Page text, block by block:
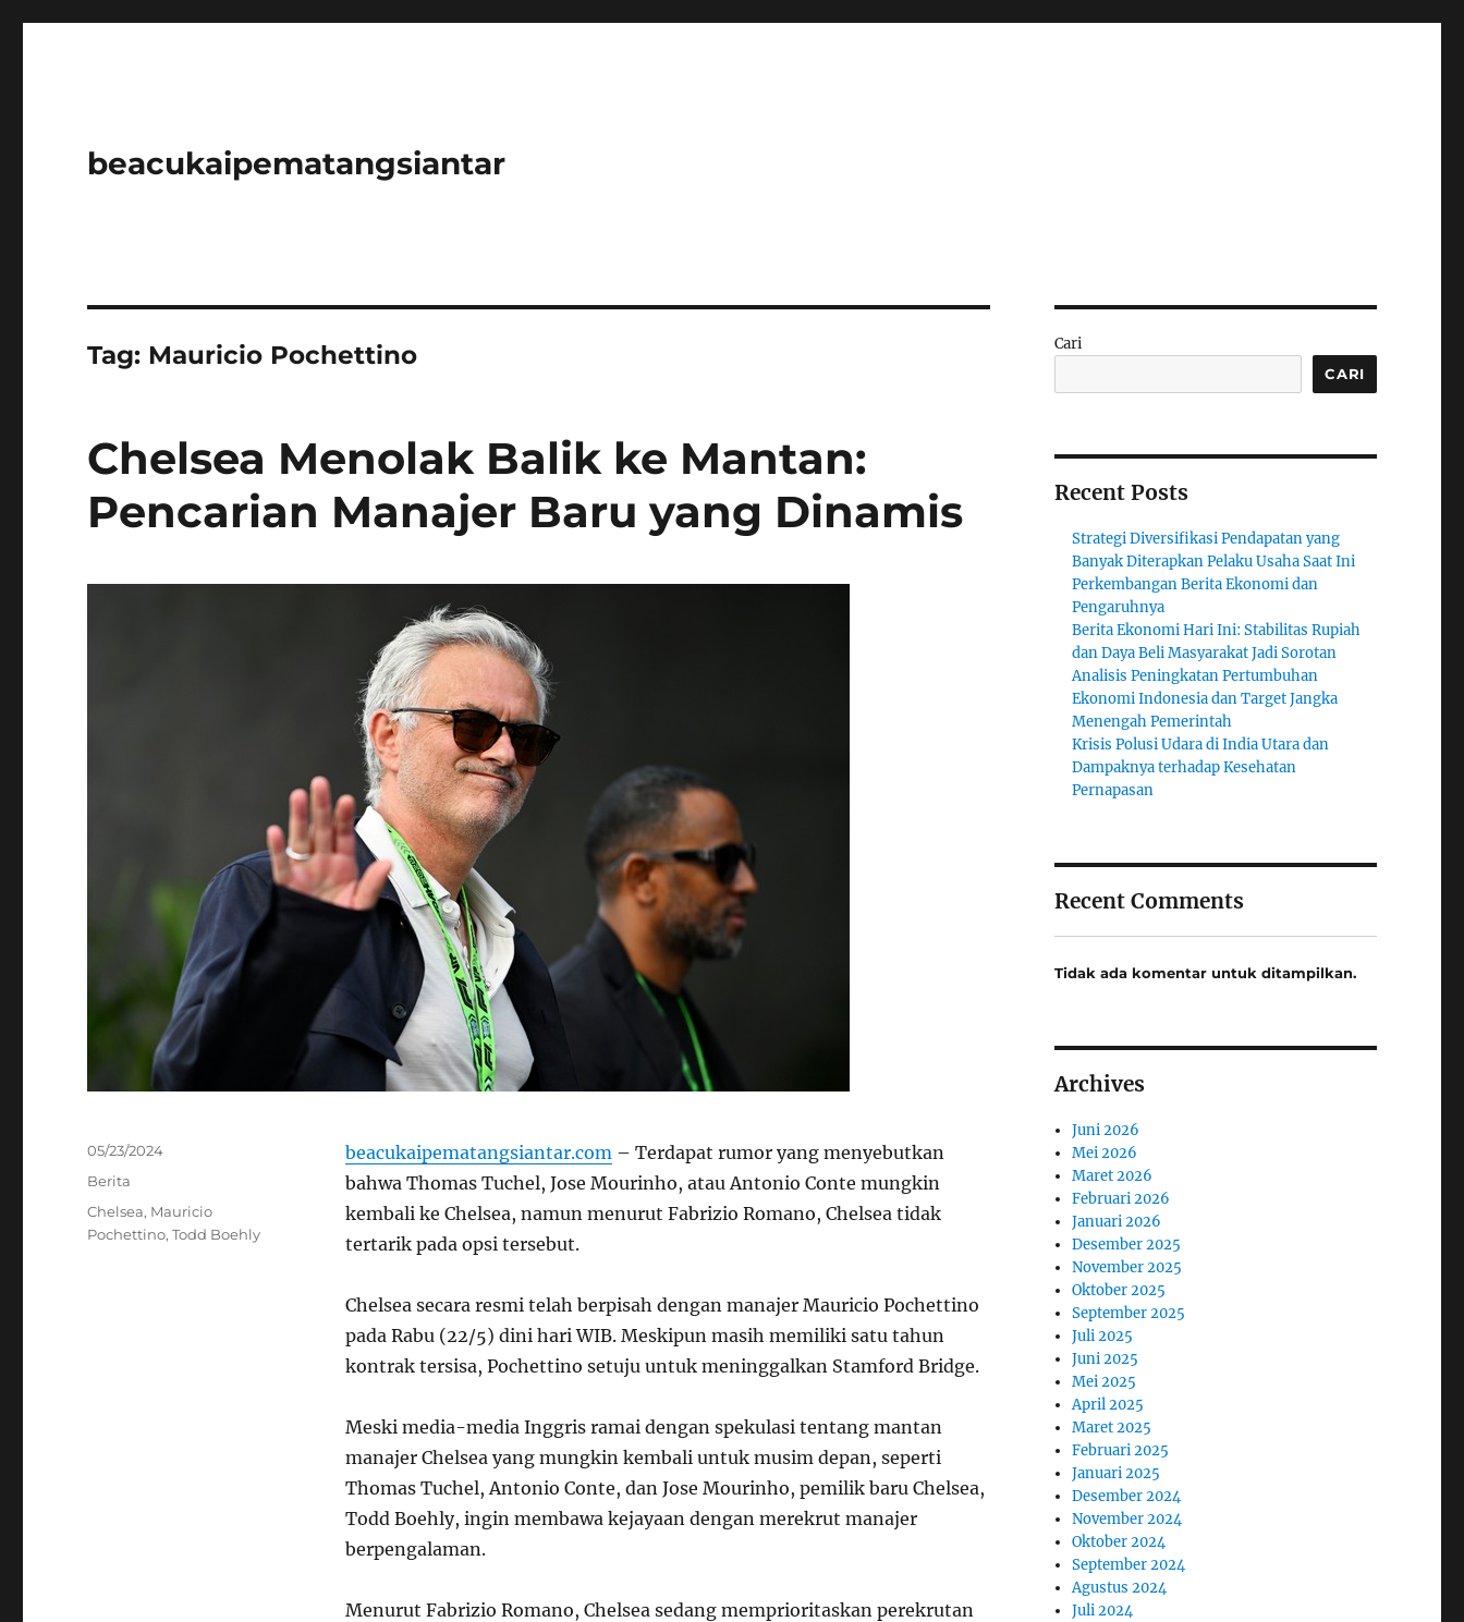
beacukaipematangsiantar
Tag: Mauricio Pochettino
Chelsea Menolak Balik ke Mantan:
Pencarian Manajer Baru yang Dinamis
beacukaipematangsiantar.com– Terdapat rumor yang menyebutkan
bahwa Thomas Tuchel, Jose Mourinho, atau Antonio Conte mungkin
kembali ke Chelsea, namun menurut Fabrizio Romano, Chelsea tidak
tertarik pada opsi tersebut.
Chelsea secara resmi telah berpisah dengan manajer Mauricio Pochettino
pada Rabu (22/5) dini hari WIB. Meskipun masih memiliki satu tahun
kontrak tersisa, Pochettino setuju untuk meninggalkan Stamford Bridge.
Meski media-media Inggris ramai dengan spekulasi tentang mantan
manajer Chelsea yang mungkin kembali untuk musim depan, seperti
Thomas Tuchel, Antonio Conte, dan Jose Mourinho, pemilik baru Chelsea,
Todd Boehly, ingin membawa kejayaan dengan merekrut manajer
berpengalaman.
Menurut Fabrizio Romano, Chelsea sedang memprioritaskan perekrutan
Posted
05/23/2024
Categories
Berita
Tags
Chelsea, Mauricio
Pochettino,Todd Boehly
Cari
CARI
Recent Posts
Strategi Diversifikasi Pendapatan yang
Banyak Diterapkan Pelaku Usaha Saat Ini
Perkembangan Berita Ekonomi dan
Pengaruhnya
Berita Ekonomi Hari Ini: Stabilitas Rupiah
dan Daya Beli Masyarakat Jadi Sorotan
Analisis Peningkatan Pertumbuhan
Ekonomi Indonesia dan Target Jangka
Menengah Pemerintah
Krisis Polusi Udara di India Utara dan
Dampaknya terhadap Kesehatan
Pernapasan
Recent Comments
Tidak ada komentar untuk ditampilkan.
Archives
Juni 2026
Mei 2026
Maret 2026
Februari 2026
Januari 2026
Desember 2025
November 2025
Oktober 2025
September 2025
Juli 2025
Juni 2025
Mei 2025
April 2025
Maret 2025
Februari 2025
Januari 2025
Desember 2024
November 2024
Oktober 2024
September 2024
Agustus 2024
Juli 2024